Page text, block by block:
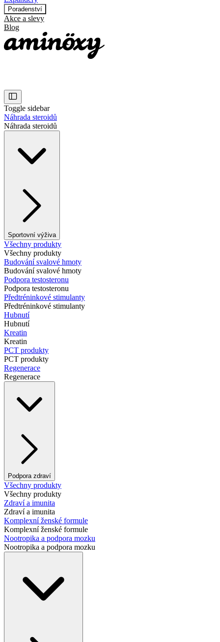
Poradenství
Akce a slevy
Blog
Toggle sidebar
Náhrada steroidů
Náhrada steroidů
Sportovní výživa
Všechny produkty
Všechny produkty
Budování svalové hmoty
Budování svalové hmoty
Podpora testosteronu
Podpora testosteronu
Předtréninkové stimulanty
Předtréninkové stimulanty
Hubnutí
Hubnutí
Kreatin
Kreatin
PCT produkty
PCT produkty
Regenerace
Regenerace
Podpora zdraví
Všechny produkty
Všechny produkty
Zdraví a imunita
Zdraví a imunita
Komplexní ženské formule
Komplexní ženské formule
Nootropika a podpora mozku
Nootropika a podpora mozku